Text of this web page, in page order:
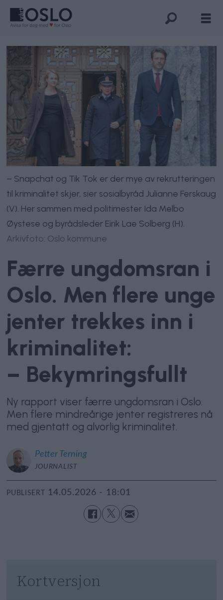
– Snapchat og Tik Tok er der mye av rekrutteringen
til kriminalitet skjer, sier sosialbyråd Julianne Ferskaug
(V). Her sammen med politimester Ida Melbo
Øystese og byrådsleder Eirik Lae Solberg (H).
Arkivfoto: Oslo kommune
Færre ungdomsran i
Oslo. Men flere unge
jenter trekkes inn i
kriminalitet:
– Bekymringsfullt
Ny rapport viser færre ungdomsran i Oslo.
Men flere mindreårige jenter registreres nå
med gjentatt og alvorlig kriminalitet.
Petter Terning
JOURNALIST
PUBLISERT 14.05.2026 - 18:01
Kortversjon